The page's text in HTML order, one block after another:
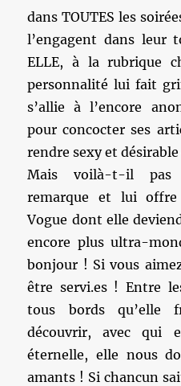
dans TOUTES les
l’engagent dans leur
ELLE, à la rubrique
personnalité lui fait
s’allie à l’encore
pour concocter ses
rendre sexy et
Mais voilà-t-il pas
remarque et lui
Vogue dont elle
encore plus ultra-
bonjour ! Si vous
être servi.es ! Entre
tous bords qu’elle
découvrir, avec qui
éternelle, elle nous
amants ! Si chancun